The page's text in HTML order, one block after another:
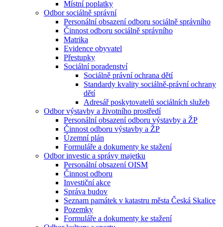
Místní poplatky
Odbor sociálně správní
Personální obsazení odboru sociálně správního
Činnost odboru sociálně správního
Matrika
Evidence obyvatel
Přestupky
Sociální poradenství
Sociálně právní ochrana dětí
Standardy kvality sociálně-právní ochrany
dětí
Adresář poskytovatelů sociálních služeb
Odbor výstavby a životního prostředí
Personální obsazení odboru výstavby a ŽP
Činnost odboru výstavby a ŽP
Územní plán
Formuláře a dokumenty ke stažení
Odbor investic a správy majetku
Personální obsazení OISM
Činnost odboru
Investiční akce
Správa budov
Seznam památek v katastru města Česká Skalice
Pozemky
Formuláře a dokumenty ke stažení